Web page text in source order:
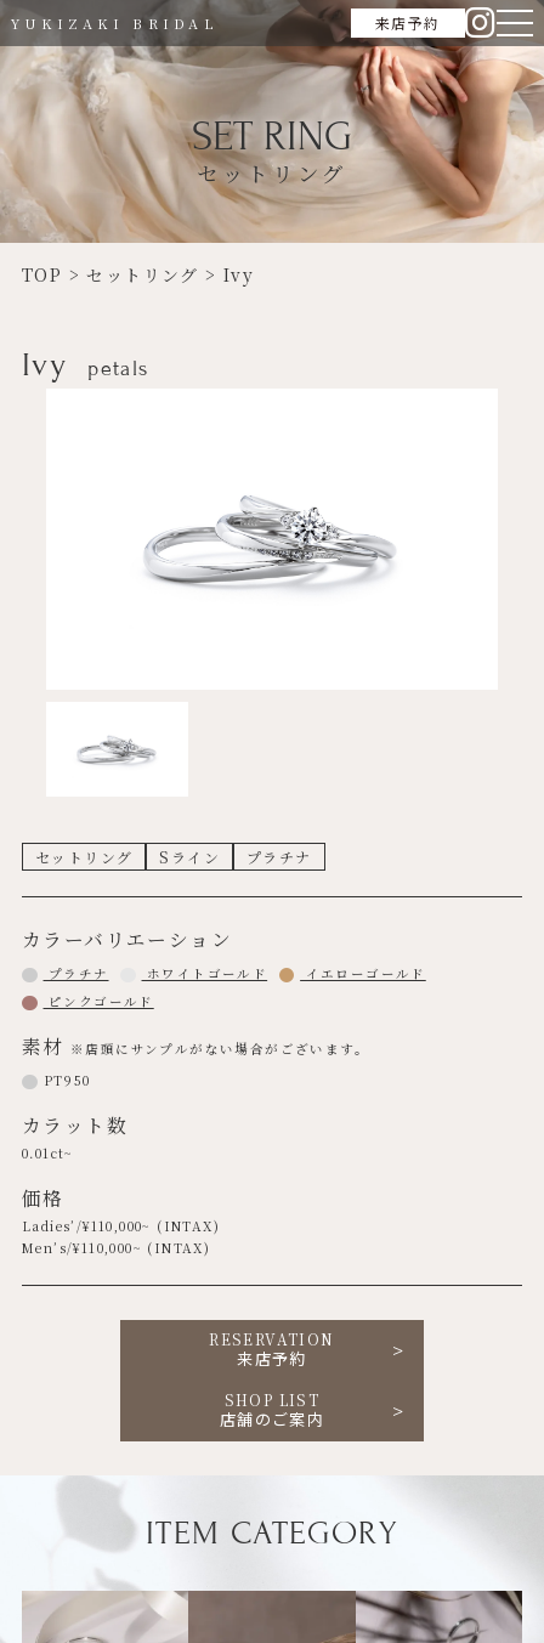
YUKIZAKI BRIDAL 来店予約
SET RING
セットリング
TOP >セットリング > Ivy
Ivy petals
セットリング Sライン プラチナ
カラーバリエーション
プラチナ ホワイトゴールド
イエローゴールド
ピンクゴールド
素材 ※店頭にサンプルがない場合がございます。
PT950
カラット数
0.01ct~
価格
Ladies’/¥110,000~ (INTAX)
Men’s/¥110,000~ (INTAX)
RESERVATION
来店予約
SHOP LIST
店舗のご案内
ITEM CATEGORY